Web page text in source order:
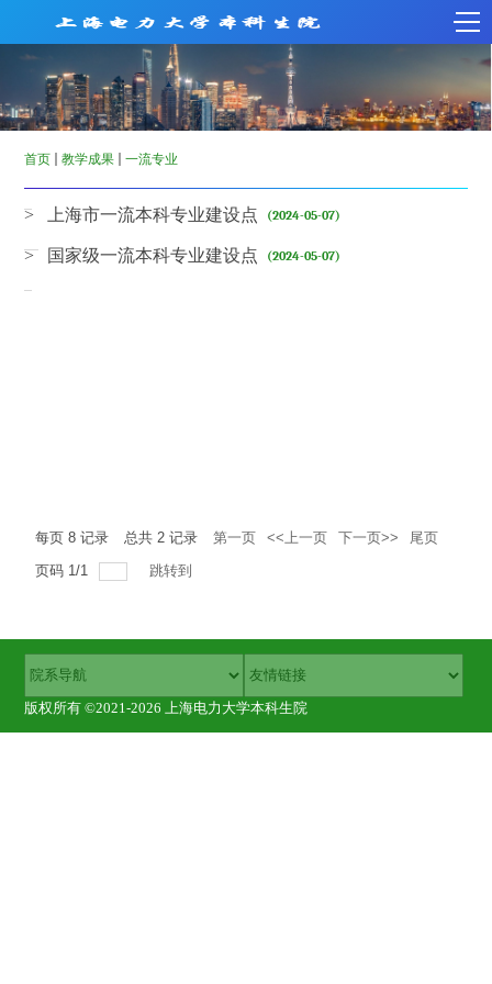
首页 教学成果 一流专业
> 上海市一流本科专业建设点 (2024-05-07)
> 国家级一流本科专业建设点 (2024-05-07)
每页8 记录 总共2 记录 第一页 <<上一页 下一页>>
尾页
页码 1/1 跳转到
版权所有 ©2021-2026 上海电力大学本科生院